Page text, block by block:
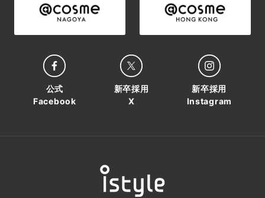
公式
Facebook
新卒採用
X
新卒採用
Instagram